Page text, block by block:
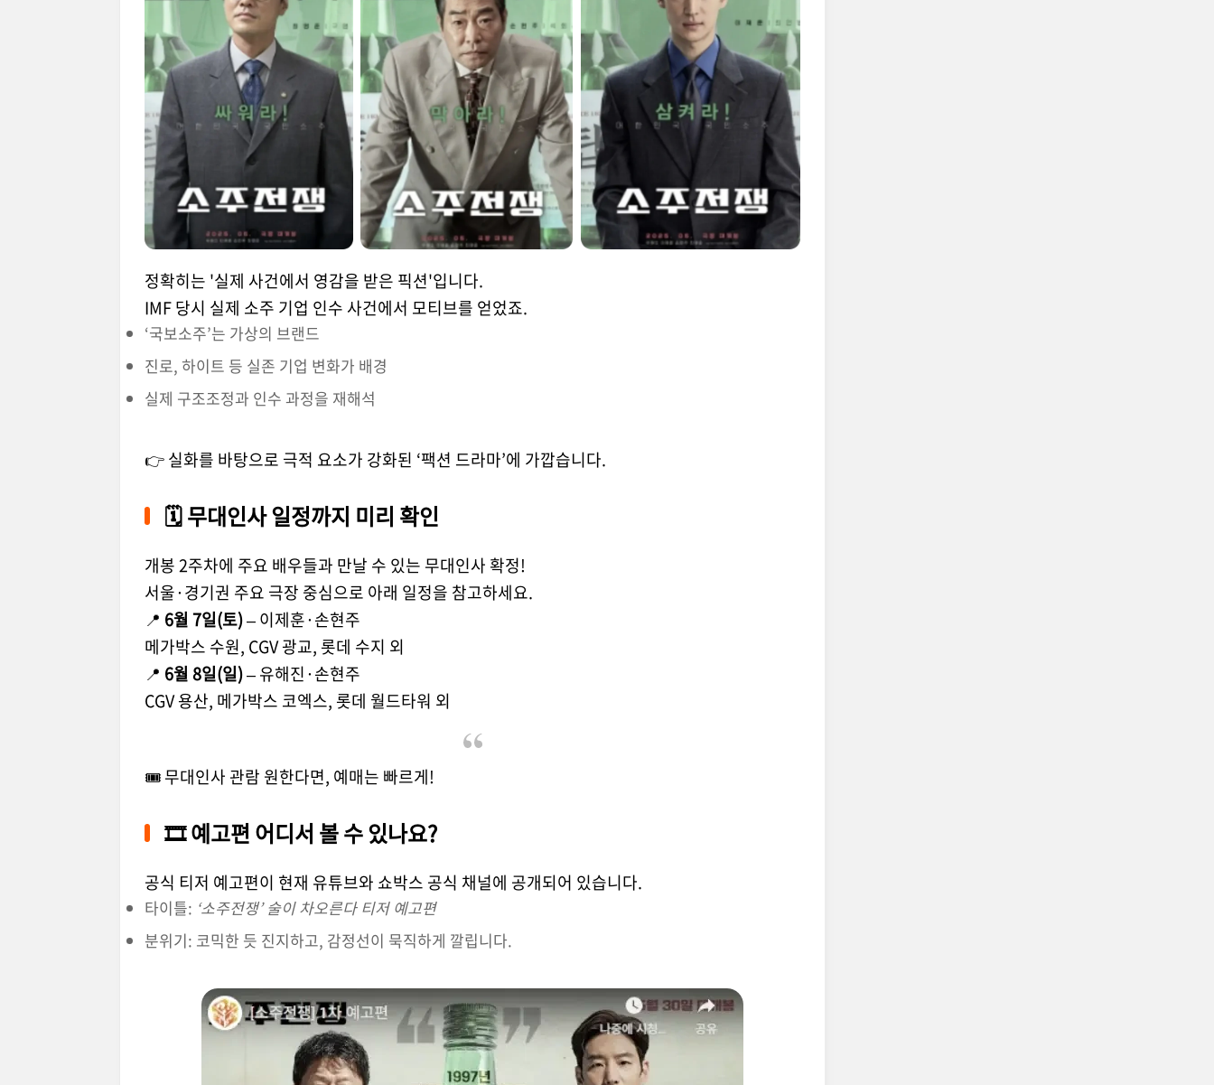
정확히는 '실제 사건에서 영감을 받은 픽션'입니다.
IMF 당시 실제 소주 기업 인수 사건에서 모티브를 얻었죠.
‘국보소주’는 가상의 브랜드
진로, 하이트 등 실존 기업 변화가 배경
실제 구조조정과 인수 과정을 재해석
👉 실화를 바탕으로 극적 요소가 강화된 ‘팩션 드라마’에 가깝습니다.
🗓️ 무대인사 일정까지 미리 확인
개봉 2주차에 주요 배우들과 만날 수 있는 무대인사 확정!
서울·경기권 주요 극장 중심으로 아래 일정을 참고하세요.
📍 6월 7일(토)– 이제훈·손현주
메가박스 수원, CGV 광교, 롯데 수지 외
📍 6월 8일(일)– 유해진·손현주
CGV 용산, 메가박스 코엑스, 롯데 월드타워 외
🎟️ 무대인사 관람 원한다면, 예매는 빠르게!
🎞️ 예고편 어디서 볼 수 있나요?
공식 티저 예고편이 현재 유튜브와 쇼박스 공식 채널에 공개되어 있습니다.
타이틀: ‘소주전쟁’ 술이 차오른다 티저 예고편
분위기: 코믹한 듯 진지하고, 감정선이 묵직하게 깔립니다.